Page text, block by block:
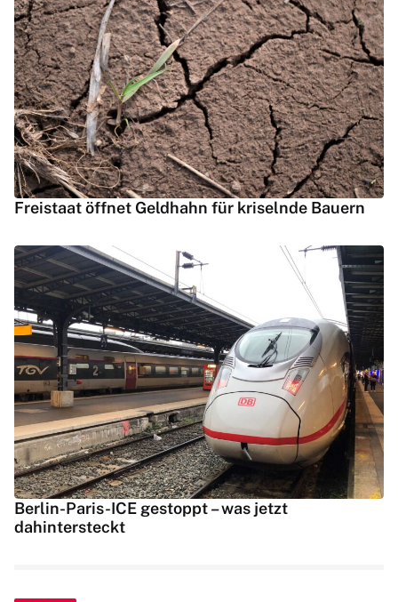
Freistaat öffnet Geldhahn für kriselnde Bauern
Berlin-Paris-ICE gestoppt – was jetzt
dahintersteckt